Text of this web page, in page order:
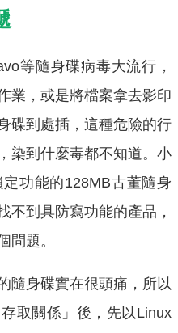
等隨身碟病毒大流行，
業，或是將檔案拿去影印
碟到處插，這種危險的行
染到什麼毒都不知道。小
功能的128MB古董隨身
不到具防寫功能的產品，
問題。
隨身碟實在很頭痛，所以
取關係」後，先以Linux